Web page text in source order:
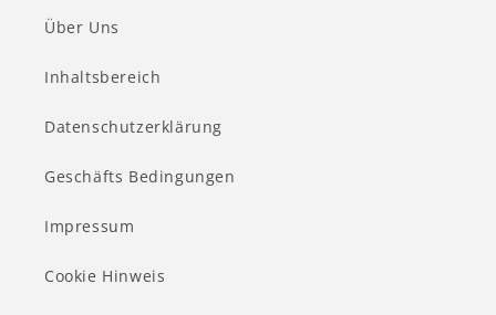
Über Uns
Inhaltsbereich
Datenschutzerklärung
Geschäfts Bedingungen
Impressum
Cookie Hinweis